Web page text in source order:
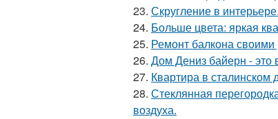
23. Скругление в интерьере.
24. Больше цвета: яркая
25. Ремонт балкона своими
26. Дом Дениз байерн -
27. Квартира в сталинском
28. Стеклянная
воздуха.